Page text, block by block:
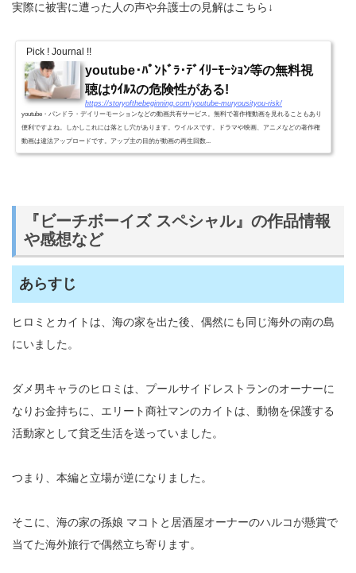
実際に被害に遭った人の声や弁護士の見解はこちら↓
Pick ! Journal !!
youtube･ﾊﾟﾝﾄﾞﾗ･ﾃﾞｲﾘｰﾓｰｼｮﾝ等の無料視
聴はｳｲﾙｽの危険性がある!
https://storyofthebeginning.com/youtube-muryousityou-risk/
youtube・パンドラ・デイリーモーションなどの動画共有サービス。無料で著作権動画を見れることもあり
便利ですよね。しかしこれには落とし穴があります。ウイルスです。ドラマや映画、アニメなどの著作権
動画は違法アップロードです。アップ主の目的が動画の再生回数...
『ビーチボーイズ スペシャル』の作品情報
や感想など
あらすじ
ヒロミとカイトは、海の家を出た後、偶然にも同じ海外の南の島
にいました。
ダメ男キャラのヒロミは、プールサイドレストランのオーナーに
なりお金持ちに、エリート商社マンのカイトは、動物を保護する
活動家として貧乏生活を送っていました。
つまり、本編と立場が逆になりました。
そこに、海の家の孫娘 マコトと居酒屋オーナーのハルコが懸賞で
当てた海外旅行で偶然立ち寄ります。